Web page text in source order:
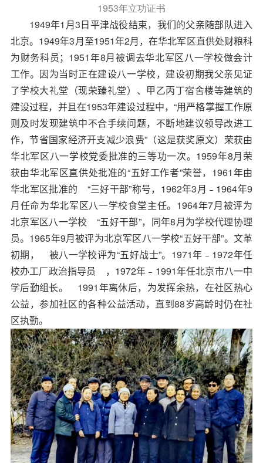
1953年立功证书
1949年1 月3日平津战役结束，我们的父亲随部队进入
北京。 1949年3月至1951年2月，在华北军区直供处财粮科
为财务科员； 1951年8月被调去华北军区八一学校做会计
工作。因为当时正在建设八一学校，建设初期我父亲见证
了学校大礼堂（现荣臻礼堂）、甲乙丙丁宿舍楼等建筑的
建设过程，并且在1953年建设过程中，“用严格掌握工作原
则及时发现建筑中不合手续问题，不断地建议领导改进工
作，节省国家经济开支减少浪费”（这是获奖原文）荣获由
华北军区八一学校党委批准的三等功一次。 1959年8月荣
获由华北军区直供处批准的“五好工作者”荣誉， 1961年由
华北军区批准的 “三好干部”称号， 1962年3月﹣ 1964年9
月任命为华北军区八一学校食堂主任。 1964年7月被评为
北京军区八一学校 “五好干部”，同年8月为学校代理协理
员。 1965年9月被评为北京军区八一学校“五好干部”。文革
初期， 被八一学校评为“五好战士”。 1971年﹣ 1972年任
校办工厂政治指导员 ， 1972年﹣ 1991年任北京市八一中
学后勤组长。 1991年离休后，为发挥余热，在社区热心
公益，参加社区的各种公益活动，直到88岁高龄时仍在社
区执勤。